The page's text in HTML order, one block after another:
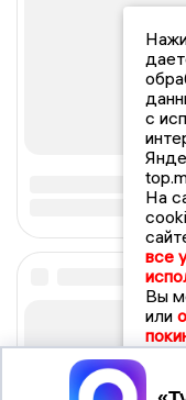
с
На
все
Вы
или